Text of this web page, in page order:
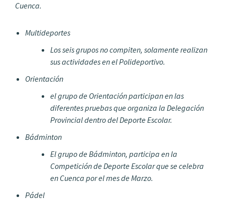
Cuenca.
Multideportes
Los seis grupos no compiten, solamente realizan
sus actividades en el Polideportivo.
Orientación
el grupo de Orientación participan en las
diferentes pruebas que organiza la Delegación
Provincial dentro del Deporte Escolar.
Bádminton
El grupo de Bádminton, participa en la
Competición de Deporte Escolar que se celebra
en Cuenca por el mes de Marzo.
Pádel